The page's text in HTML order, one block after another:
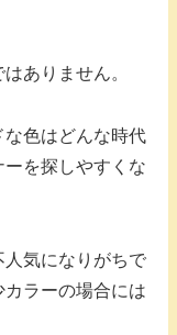
ありません。
色はどんな時代
を探しやすくな
気になりがちで
ラーの場合には